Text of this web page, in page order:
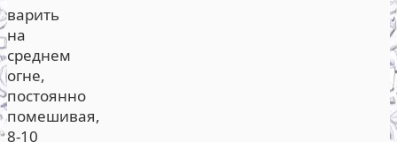
варить
на
среднем
огне,
постоянно
помешивая,
8-10